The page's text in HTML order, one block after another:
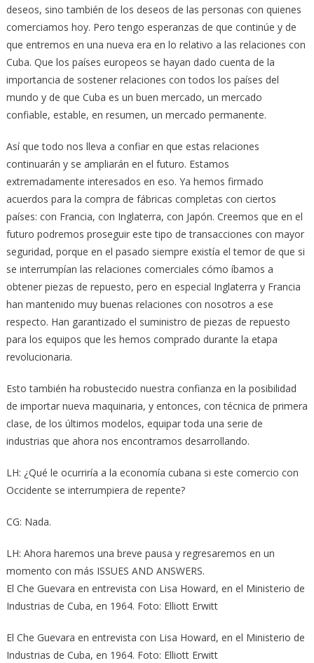
deseos, sino también de los deseos de las personas con quienes
comerciamos hoy. Pero tengo esperanzas de que continúe y de
que entremos en una nueva era en lo relativo a las relaciones con
Cuba. Que los países europeos se hayan dado cuenta de la
importancia de sostener relaciones con todos los países del
mundo y de que Cuba es un buen mercado, un mercado
confiable, estable, en resumen, un mercado permanente.
Así que todo nos lleva a confiar en que estas relaciones
continuarán y se ampliarán en el futuro. Estamos
extremadamente interesados en eso. Ya hemos firmado
acuerdos para la compra de fábricas completas con ciertos
países: con Francia, con Inglaterra, con Japón. Creemos que en el
futuro podremos proseguir este tipo de transacciones con mayor
seguridad, porque en el pasado siempre existía el temor de que si
se interrumpían las relaciones comerciales cómo íbamos a
obtener piezas de repuesto, pero en especial Inglaterra y Francia
han mantenido muy buenas relaciones con nosotros a ese
respecto. Han garantizado el suministro de piezas de repuesto
para los equipos que les hemos comprado durante la etapa
revolucionaria.
Esto también ha robustecido nuestra confianza en la posibilidad
de importar nueva maquinaria, y entonces, con técnica de primera
clase, de los últimos modelos, equipar toda una serie de
industrias que ahora nos encontramos desarrollando.
LH: ¿Qué le ocurriría a la economía cubana si este comercio con
Occidente se interrumpiera de repente?
CG: Nada.
LH: Ahora haremos una breve pausa y regresaremos en un
momento con más ISSUES AND ANSWERS.
El Che Guevara en entrevista con Lisa Howard, en el Ministerio de
Industrias de Cuba, en 1964. Foto: Elliott Erwitt
El Che Guevara en entrevista con Lisa Howard, en el Ministerio de
Industrias de Cuba, en 1964. Foto: Elliott Erwitt